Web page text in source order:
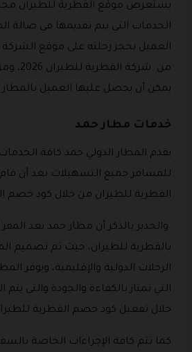
يستعرض موقع القطرية للطيران
الخدمات التي يتم تقديمها في صالة
العميل بحجز رحلته على موقع
من شركة
يمكن أن يحصل عليها العميل بالمطار
خدمات مطار حمد
يقدم المطار الدولي حمد كافة الخدمات
للمسافر جميع التسهيلات بعد أن
القطرية للطيران من خلال كود خصم
والجدير بالذكر أن مطار حمد يعد
بالقطرية للطيران، حيث تم تصميم
الرحلات الدولية والإقليمية، ويوفر
التي تمتاز بالكفاءة والجودة والتي
خلال تفعيل كود خصم القطرية
كما تتم كافة الإجراءات الخاصة